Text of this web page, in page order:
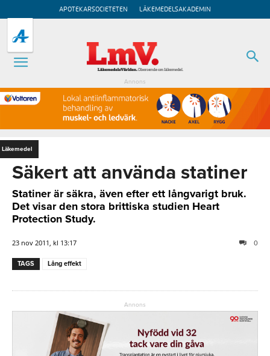
APOTEKARSOCIETETEN LÄKEMEDELSAKADEMIN
Annons
Läkemedel
Säkert att använda statiner
Statiner är säkra, även efter ett långvarigt bruk.
Det visar den stora brittiska studien Heart
Protection Study.
23 nov 2011, kl 13:17 0
TAGS Lång effekt
Annons